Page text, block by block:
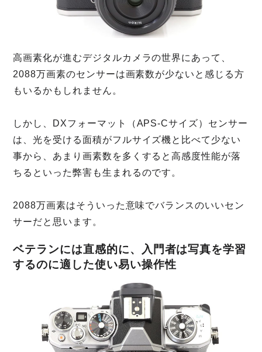
高画素化が進むデジタルカメラの世界にあって、
2088万画素のセンサーは画素数が少ないと感じる方
もいるかもしれません。
しかし、DXフォーマット（APS-Cサイズ）センサー
は、光を受ける面積がフルサイズ機と比べて少ない
事から、あまり画素数を多くすると高感度性能が落
ちるといった弊害も生まれるのです。
2088万画素はそういった意味でバランスのいいセン
サーだと思います。
ベテランには直感的に、入門者は写真を学習
するのに適した使い易い操作性